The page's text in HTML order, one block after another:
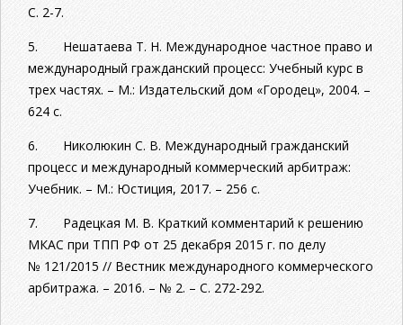
С. 2-7.
5. Нешатаева Т. Н. Международное частное право и
международный гражданский процесс: Учебный курс в
трех частях. – М.: Издательский дом «Городец», 2004. –
624 с.
6. Николюкин С. В. Международный гражданский
процесс и международный коммерческий арбитраж:
Учебник. – М.: Юстиция, 2017. – 256 с.
7. Радецкая М. В. Краткий комментарий к решению
МКАС при ТПП РФ от 25 декабря 2015 г. по делу
№ 121/2015 // Вестник международного коммерческого
арбитража. – 2016. – № 2. – С. 272-292.